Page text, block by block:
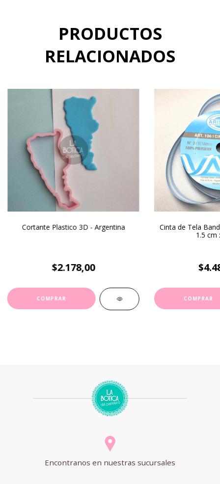
PRODUCTOS
RELACIONADOS
Cortante Plastico 3D - Argentina
$2.178,00
Cinta de Tela
1.5 cm
Encontranos en nuestras sucursales